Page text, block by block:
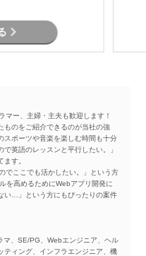
マー、主婦・主夫も歓迎します！
ものをご紹介できるのが当社の強
スポーツや音楽を楽しむ時間も十分
英語のレッスンと平行したい。」
す。
でここでも活かしたい。」という方
を高めるためにWebアプリ開発に
い…」という方にもぴったりの案件
マ、SE/PG、Webエンジニア、ヘル
ティング、インフラエンジニア、機